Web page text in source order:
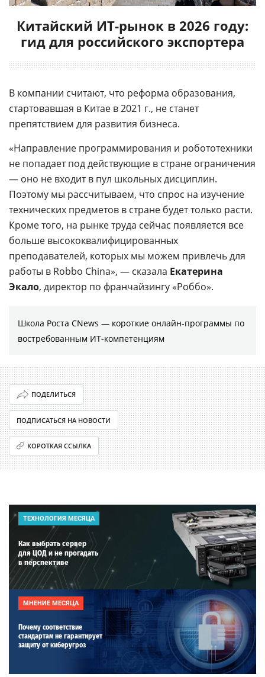
Китайский ИТ-рынок в 2026 году:
гид для российского экспортера
В компании считают, что реформа образования,
стартовавшая в Китае в 2021 г., не станет
препятствием для развития бизнеса.
«Направление программирования и робототехники
не попадает под действующие в стране ограничения
— оно не входит в пул школьных дисциплин.
Поэтому мы рассчитываем, что спрос на изучение
технических предметов в стране будет только расти.
Кроме того, на рынке труда сейчас появляется все
больше высококвалифицированных
преподавателей, которых мы можем привлечь для
работы в Robbo China», — сказала Екатерина
Экало, директор по франчайзингу «Роббо».
Школа Роста CNews — короткие онлайн-программы по
востребованным ИТ-компетенциям
ПОДЕЛИТЬСЯ
ПОДПИСАТЬСЯ НА НОВОСТИ
КОРОТКАЯ ССЫЛКА
ТЕХНОЛОГИЯ МЕСЯЦА
Как выбрать сервер
для ЦОД и не прогадать
в перспективе
МНЕНИЕ МЕСЯЦА
Почему соответствие
стандартам не гарантирует
защиту от киберугроз